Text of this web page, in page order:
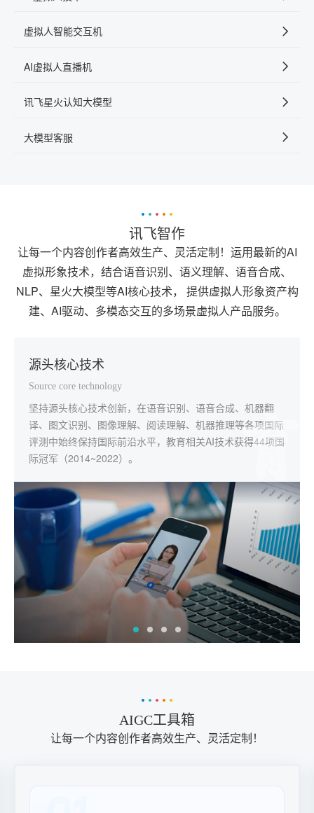
虚拟人智能交互机
AI虚拟人直播机
讯飞星火认知大模型
大模型客服
讯飞智作
让每一个内容创作者高效生产、灵活定制！运用最新的AI
虚拟形象技术，结合语音识别、语义理解、语音合成、
NLP、星火大模型等AI核心技术， 提供虚拟人形象资产构
建、AI驱动、多模态交互的多场景虚拟人产品服务。
源头核心技术
Source core technology
坚持源头核心技术创新，在语音识别、语音合成、机器翻
译、图文识别、图像理解、阅读理解、机器推理等各项国际
评测中始终保持国际前沿水平，教育相关AI技术获得44项国
际冠军（2014~2022）。
一体化解决方案
Integrated solution
应用覆盖学校教学、教师发展、智慧考试、素质教育、自主
学习等教育主阵地，构建了从国家、省、市、县（区）到学
校、家庭的智慧教育全场景产品及服务体系。
规模化深度应用
Scale and deep application
已在全国32个省级行政区应用，与5万余所学校深度合作。
区域"因材施教"解决方案落地郑州市金水区、武汉市经开
区、青岛市西海岸新区、芜湖市弋江区等50多个市、区
（县）。
本地化个性服务
Localize serve
全国范围内，科大讯飞教育服务支持团队实现了92%以上的
本地化覆盖。用快速、实时、专业的线上线下服务打通项目
交付，深化应用的"最后一公里"。
AIGC工具箱
让每一个内容创作者高效生产、灵活定制！